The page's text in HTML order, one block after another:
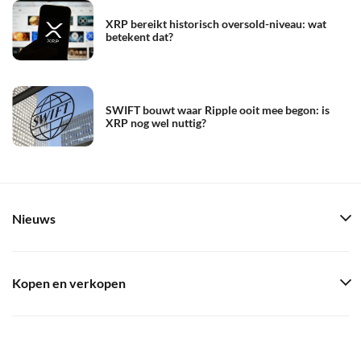
XRP bereikt historisch oversold-niveau: wat
betekent dat?
SWIFT bouwt waar Ripple ooit mee begon: is
XRP nog wel nuttig?
Nieuws
Kopen en verkopen